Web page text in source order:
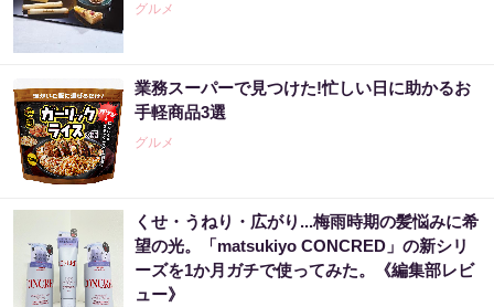
グルメ
業務スーパーで見つけた!忙しい日に助かるお
手軽商品3選
グルメ
くせ・うねり・広がり...梅雨時期の髪悩みに希
望の光。「matsukiyo CONCRED」の新シリ
ーズを1か月ガチで使ってみた。《編集部レビ
ュー》